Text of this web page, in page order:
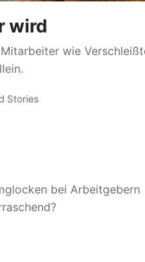
wird
wie
Stories
bei Arbeitgebern